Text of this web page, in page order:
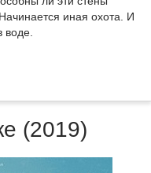
иная охота. И
воде.
(2019)